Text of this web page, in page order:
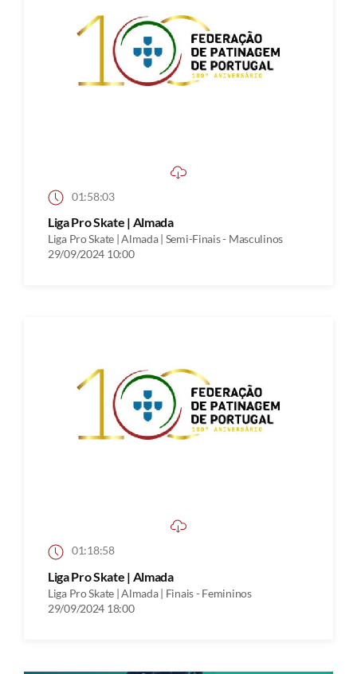
01:58:03
Liga Pro Skate | Almada
Liga Pro Skate | Almada | Semi-Finais - Masculinos
29/09/2024 10:00
01:18:58
Liga Pro Skate | Almada
Liga Pro Skate | Almada | Finais - Femininos
29/09/2024 18:00